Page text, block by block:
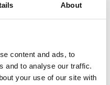
About
content and ads, to
and to analyse our traffic.
your use of our site with